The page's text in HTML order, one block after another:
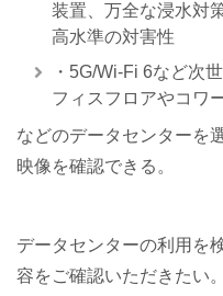
装置、万全な浸水対
高水準の対害性
・5G/Wi-Fi 6など次
フィスフロアやコワ
などのデータセンターを
映像を確認できる。
データセンターの利用を
容をご確認いただきたい。